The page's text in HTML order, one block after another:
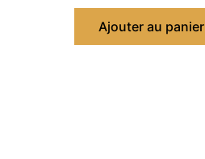
Ajouter au panier